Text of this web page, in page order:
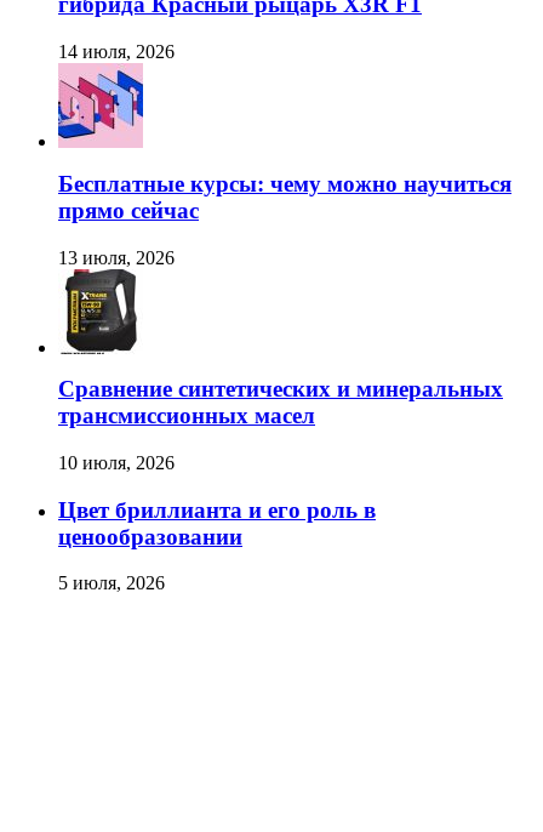
14 июля, 2026
Бесплатные курсы: чему можно научиться
прямо сейчас
13 июля, 2026
Сравнение синтетических и минеральных
трансмиссионных масел
10 июля, 2026
Цвет бриллианта и его роль в
ценообразовании
5 июля, 2026